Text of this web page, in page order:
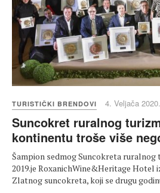
TURISTIČKI BRENDOVI 4. Veljača 2020.
Suncokret ruralnog
kontinentu troše više
Šampion sedmog Suncokreta
2019.je RoxanichWine&Heritage Hotel
Zlatnog suncokreta, koji se drugu